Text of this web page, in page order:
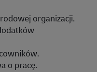
organizacji.
o pracę.